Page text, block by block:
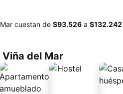
cuestan de ‎$93.526 a ‎$132.242
del Mar